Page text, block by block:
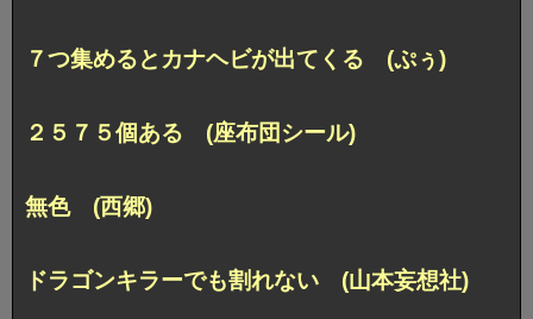
７つ集めるとカナヘビが出てくる (ぷぅ)
２５７５個ある (座布団シール)
無色 (西郷)
ドラゴンキラーでも割れない (山本妄想社)